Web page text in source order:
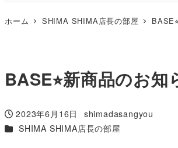
ホーム SHIMA SHIMA店長の部屋
BASE⭐︎新商品のお知
投稿日
2023年6月16日
著
者
shimadasangyou
カテゴリー
SHIMA SHIMA店長の部屋